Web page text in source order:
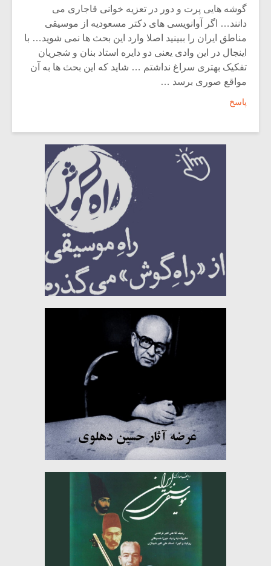
گوشه هایی پرت و دور در تعزیه خوانی قاجاری می
دانند… اگر آوانویسی های دکتر مسعودیه از موسیقی
مناطق ایران را ببینید اصلا وارد این بحث ها نمی شوید… با
اینجال در این وادی یعنی دو دایره استاد بنان و شجریان
تفکیک بهتری سراغ نداشتم … شاید که این بحث ها به آن
مواقع صوری برسد …
پاسخ